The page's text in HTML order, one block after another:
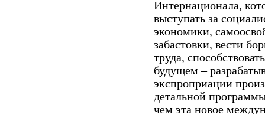
Интернационала,
выступать за
экономики,
забастовки, вести
труда,
будущем –
экспроприации
детальной
чем эта новое